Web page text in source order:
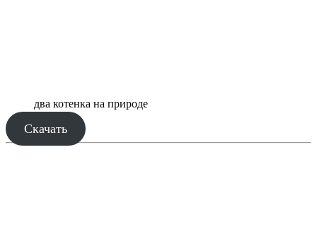
два котенка на природе
Скачать